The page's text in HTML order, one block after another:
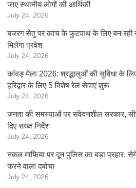
जाए स्थानीय लोगों की आर्थिकी
July 24, 2026
बजरंग सेतु पर कांच के फुटपाथ के लिए बन रही
मिलेगा प्रवेश
July 24, 2026
कांवड़ मेला 2026: श्रद्धालुओं की सुविधा के
हरिद्वार के लिए 5 विशेष रेल सेवाएं शुरू
July 24, 2026
जनता की समस्याओं पर संवेदनशील सरकार,
दिए सख्त निर्देश
July 24, 2026
नकल माफिया पर दून पुलिस का बड़ा प्रहार,
करने वाला दबोचा
July 24, 2026